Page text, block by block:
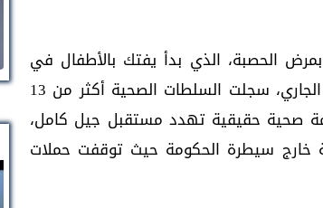
الحصبة، الذي بدأ يفتك بالأطفال في
ظل غياب برامج التطعيم المنتظمة. فمنذ مطلع العام الجاري، سجلت السلطات الصحية أكثر من 13
أزمة صحية حقيقية تهدد مستقبل جيل كامل،
خارج سيطرة الحكومة حيث توقفت حملات